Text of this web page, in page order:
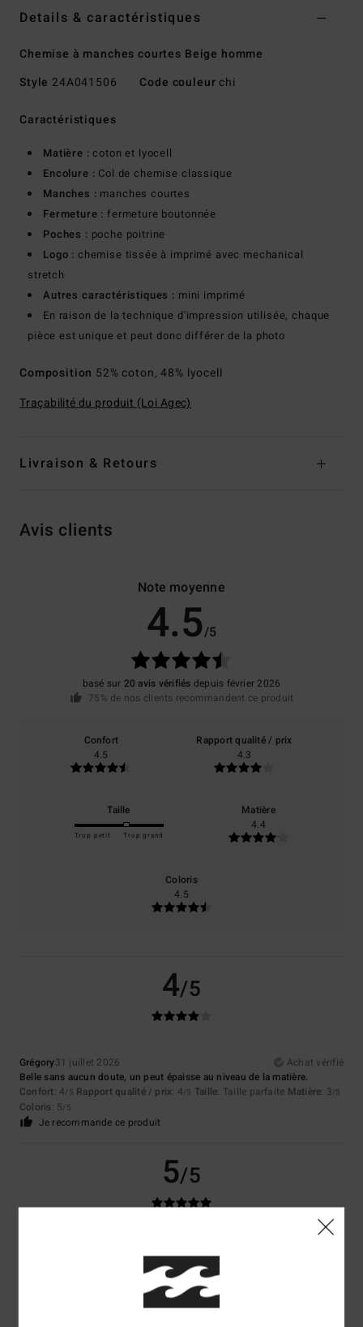
Details & caractéristiques
Chemise à manches courtes Beige homme
Style 24A041506 Code couleur chi
Caractéristiques
Matière : coton et lyocell
Encolure : Col de chemise classique
Manches : manches courtes
Fermeture : fermeture boutonnée
Poches : poche poitrine
Logo : chemise tissée à imprimé avec mechanical
stretch
Autres caractéristiques : mini imprimé
En raison de la technique d'impression utilisée, chaque
pièce est unique et peut donc différer de la photo
Composition 52% coton, 48% lyocell
Traçabilité du produit (Loi Agec)
Livraison & Retours
Avis clients
Note moyenne
4.5/5
basé sur 20 avis vérifiés depuis février 2026
75% de nos clients recommandent ce produit
Confort
4.5
Rapport qualité / prix
4.3
Taille
Trop petit Trop grand
Matière
4.4
Coloris
4.5
4/5
Grégory31 juillet 2026
Achat vérifié
Belle sans aucun doute, un peut épaisse au niveau de la matière.
Confort: 4/5 Rapport qualité / prix: 4/5 Taille: Taille parfaite Matière: 3/5
Coloris: 5/5
Je recommande ce produit
5/5
Une chemise d'excellente facture, à la fois classique et moderne : un
Rapport qualité / prix: 5 Taille: Taille parfaite